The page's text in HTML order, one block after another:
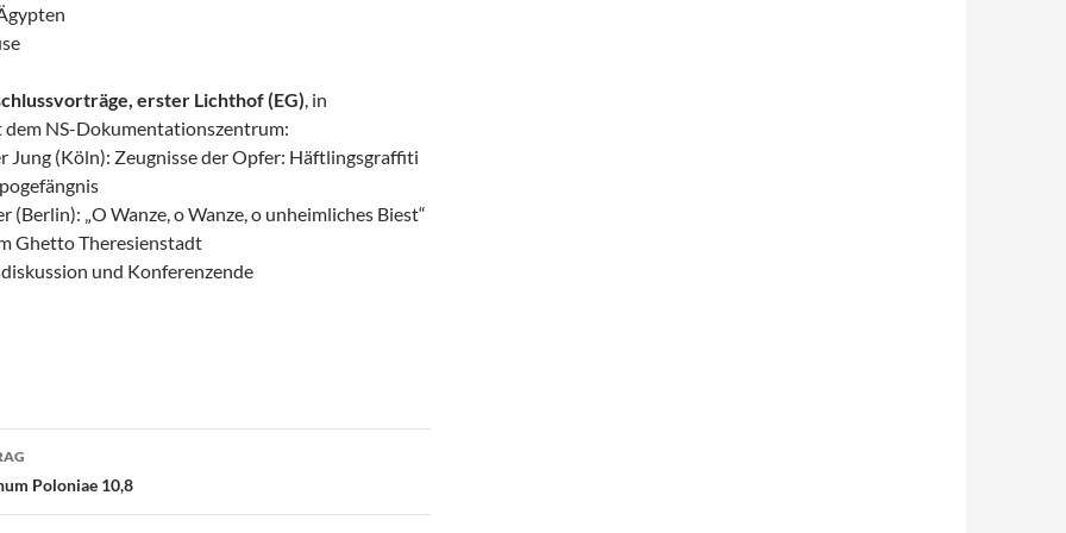
erster Lichthof (EG), in
NS-Dokumentationszentrum:
Jung (Köln): Zeugnisse der Opfer: Häftlingsgraffiti
(Berlin): „O Wanze, o Wanze, o unheimliches Biest“
Ghetto Theresienstadt
und Konferenzende
Poloniae 10,8